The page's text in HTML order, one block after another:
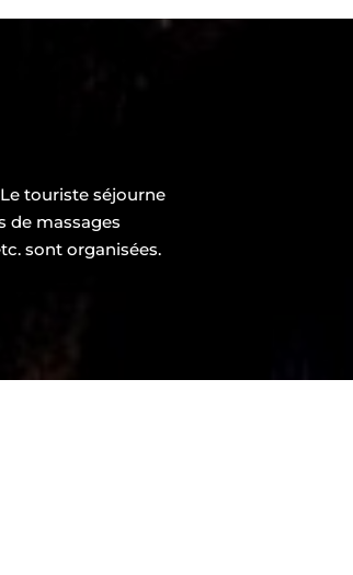
touriste séjourne
de massages
sont organisées.